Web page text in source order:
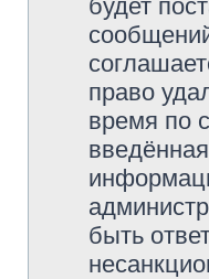
будет
право
время по
быть